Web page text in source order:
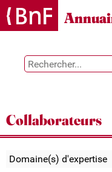
Gestion des cookies
Collaborateurs
Domaine(s) d'expertise